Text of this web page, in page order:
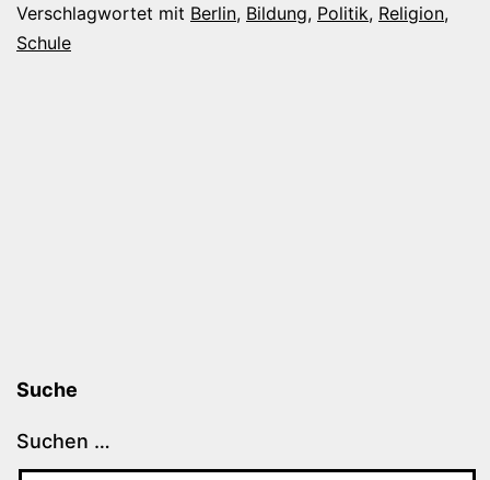
Verschlagwortet mit Berlin, Bildung, Politik, Religion,
Schule
Suche
Suchen …